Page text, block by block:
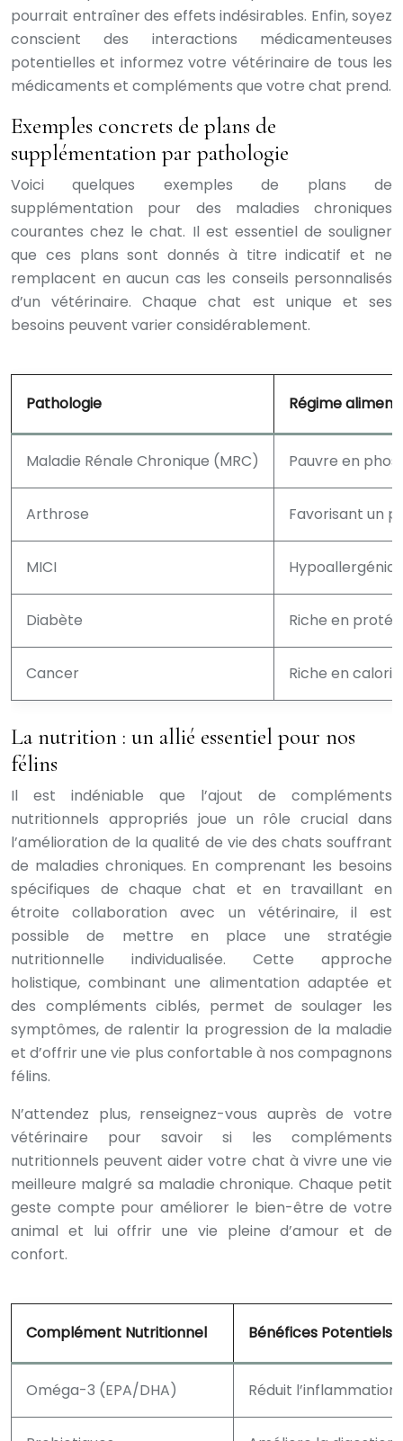
pourrait entraîner des effets indésirables. Enfin, soyez
conscient des interactions médicamenteuses
potentielles et informez votre vétérinaire de tous les
médicaments et compléments que votre chat prend.
Exemples concrets de plans de
supplémentation par pathologie
Voici quelques exemples de plans de
supplémentation pour des maladies chroniques
courantes chez le chat. Il est essentiel de souligner
que ces plans sont donnés à titre indicatif et ne
remplacent en aucun cas les conseils personnalisés
d’un vétérinaire. Chaque chat est unique et ses
besoins peuvent varier considérablement.
Pathologie Régime
Maladie Rénale Chronique (MRC) Pauvre en
Arthrose Favorisant un
MICI
Diabète Riche en
Cancer Riche en
La nutrition : un allié essentiel pour nos
félins
Il est indéniable que l’ajout de compléments
nutritionnels appropriés joue un rôle crucial dans
l’amélioration de la qualité de vie des chats souffrant
de maladies chroniques. En comprenant les besoins
spécifiques de chaque chat et en travaillant en
étroite collaboration avec un vétérinaire, il est
possible de mettre en place une stratégie
nutritionnelle individualisée. Cette approche
holistique, combinant une alimentation adaptée et
des compléments ciblés, permet de soulager les
symptômes, de ralentir la progression de la maladie
et d’offrir une vie plus confortable à nos compagnons
félins.
N’attendez plus, renseignez-vous auprès de votre
vétérinaire pour savoir si les compléments
nutritionnels peuvent aider votre chat à vivre une vie
meilleure malgré sa maladie chronique. Chaque petit
geste compte pour améliorer le bien-être de votre
animal et lui offrir une vie pleine d’amour et de
confort.
Complément Nutritionnel Bénéfices Potentiels
Oméga-3 (EPA/DHA) Réduit